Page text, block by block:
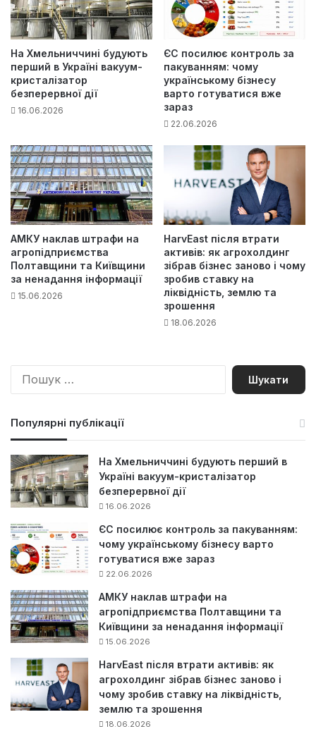
На Хмельниччині будують
перший в Україні вакуум-
кристалізатор
безперервної дії
16.06.2026
ЄС посилює контроль за
пакуванням: чому
українському бізнесу
варто готуватися вже
зараз
22.06.2026
АМКУ наклав штрафи на
агропідприємства
Полтавщини та Київщини
за ненадання інформації
15.06.2026
HarvEast після втрати
активів: як агрохолдинг
зібрав бізнес заново і чому
зробив ставку на
ліквідність, землю та
зрошення
18.06.2026
П
Популярні публікації
На Хмельниччині будують перший в
Україні вакуум-кристалізатор
безперервної дії
16.06.2026
ЄС посилює контроль за пакуванням:
чому українському бізнесу варто
готуватися вже зараз
22.06.2026
АМКУ наклав штрафи на
агропідприємства Полтавщини та
Київщини за ненадання інформації
15.06.2026
HarvEast після втрати активів: як
агрохолдинг зібрав бізнес заново і
чому зробив ставку на ліквідність,
землю та зрошення
18.06.2026